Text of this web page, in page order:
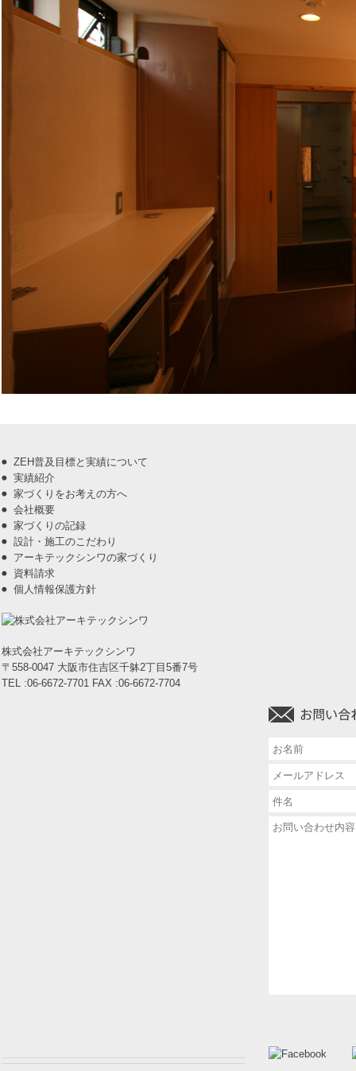
ZEH普及目標と実績について
実績紹介
家づくりをお考えの方へ
会社概要
家づくりの記録
設計・施工のこだわり
アーキテックシンワの家づくり
資料請求
個人情報保護方針
株式会社アーキテックシンワ
〒558-0047 大阪市住吉区千躰2丁目5番7号
TEL :06-6672-7701 FAX :06-6672-7704